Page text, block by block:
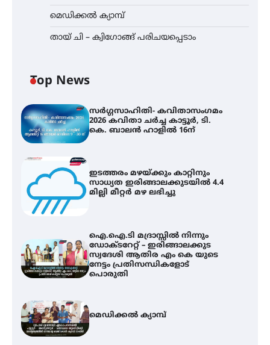
മെഡിക്കൽ ക്യാമ്പ്
തായ് ചി – ക്വിഗോങ്ങ് പരിചയപ്പെടാം
Top News
സർഗ്ഗസാഹിതി- കവിതാസംഗമം
2026 കവിതാ ചർച്ച കാട്ടൂർ, ടി.
കെ. ബാലൻ ഹാളിൽ 16ന്
ഇടത്തരം മഴയ്ക്കും കാറ്റിനും
സാധ്യത ഇരിങ്ങാലക്കുടയിൽ 4.4
മില്ലി മീറ്റർ മഴ ലഭിച്ചു
ഐ.ഐ.ടി മദ്രാസ്സിൽ നിന്നും
ഡോക്ടറേറ്റ് – ഇരിങ്ങാലക്കുട
സ്വദേശി ആതിര എം കെ യുടെ
നേട്ടം പ്രതിസന്ധികളോട്
പൊരുതി
മെഡിക്കൽ ക്യാമ്പ്